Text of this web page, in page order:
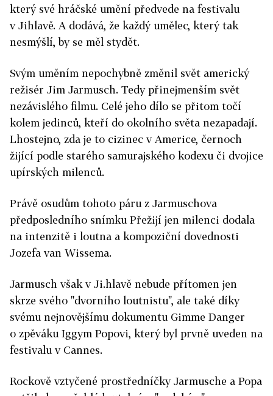
který své hráčské umění předvede na festivalu
v Jihlavě. A dodává, že každý umělec, který tak
nesmýšlí, by se měl stydět.
Svým uměním nepochybně změnil svět americký
režisér Jim Jarmusch. Tedy přinejmenším svět
nezávislého filmu. Celé jeho dílo se přitom točí
kolem jedinců, kteří do okolního světa nezapadají.
Lhostejno, zda je to cizinec v Americe, černoch
žijící podle starého samurajského kodexu či dvojice
upírských milenců.
Právě osudům tohoto páru z Jarmuschova
předposledního snímku Přežijí jen milenci dodala
na intenzitě i loutna a kompoziční dovednosti
Jozefa van Wissema.
Jarmusch však v Ji.hlavě nebude přítomen jen
skrze svého "dvorního loutnistu", ale také díky
svému nejnovějšímu dokumentu Gimme Danger
o zpěváku Iggym Popovi, který byl prvně uveden na
festivalu v Cannes.
Rockově vztyčené prostředníčky Jarmusche a Popa